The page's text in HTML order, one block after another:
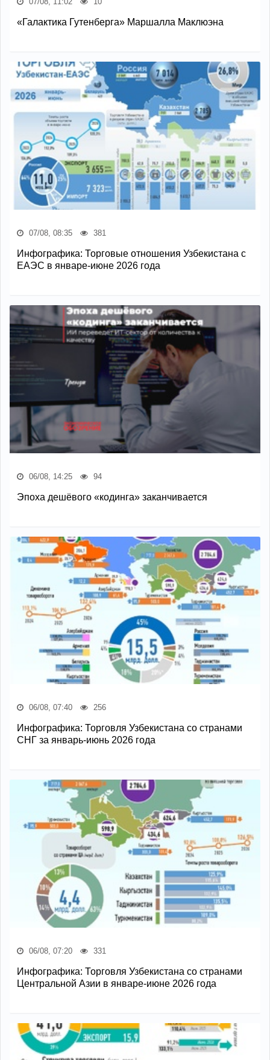
«Галактика Гутенберга» Маршалла Маклюэна
07/08, 08:35 381
Инфографика: Торговые отношения Узбекистана с
ЕАЭС в январе-июне 2026 года
06/08, 14:25 94
Эпоха дешёвого «кодинга» заканчивается
06/08, 07:40 256
Инфографика: Торговля Узбекистана со странами
СНГ за январь-июнь 2026 года
06/08, 07:20 331
Инфографика: Торговля Узбекистана со странами
Центральной Азии в январе-июне 2026 года